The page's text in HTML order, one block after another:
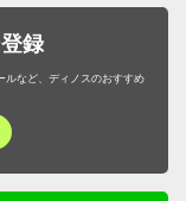
録
ルなど、ディノスのおすすめ